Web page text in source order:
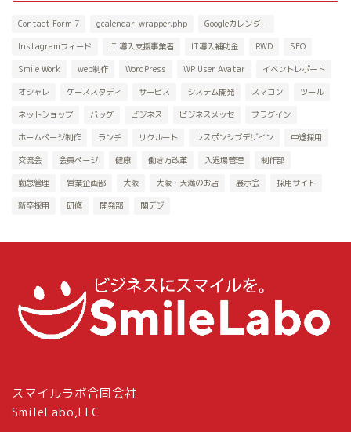
Contact Form 7 gcalendar-wrapper.php Googleカレンダー
Instagramフィード IT 導入支援事業者 IT導入補助金 RWD SEO
Smile Work web制作 WordPress WP User Avatar イベントレポート
オシャレ ケーススタディ サービス システム開発 スマコン ツール
ネットショップ バッグ ビジネス ビジネスメッセ プラグイン
ホームページ制作 ランチ リクルート レスポンシブデザイン 中途採用
交流会 会員ページ 健康 働き方改革 入退場管理 制作部
勤怠管理 営業企画部 大阪 大阪・天満のお店 展示会 採用サイト
新卒採用 研修 開発部 関デジ
スマイルラボ合同会社
SmileLabo,LLC